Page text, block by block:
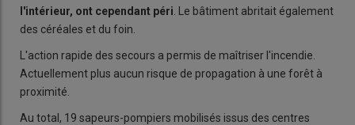
l'intérieur, ont cependant péri . Le bâtiment abritait également
des céréales et du foin.
L'action rapide des secours a permis de maîtriser l'incendie.
Actuellement plus aucun risque de propagation à une forêt à
proximité.
Au total, 19 sapeurs-pompiers mobilisés issus des centres